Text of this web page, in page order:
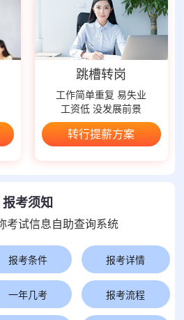
跳槽转岗
工作简单重复 易失业
工资低 没发展前景
转行提薪方案
报考须知
考试信息自助查询系统
报考条件 报考详情
一年几考 报考流程